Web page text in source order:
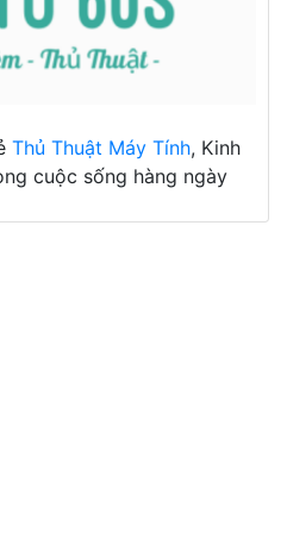
Thủ Thuật Máy Tính, Kinh
cuộc sống hàng ngày